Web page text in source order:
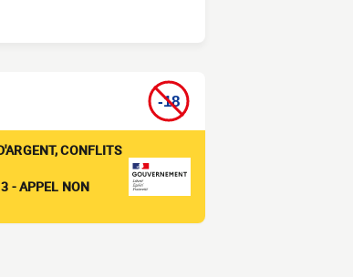
CONFLITS
- APPEL NON